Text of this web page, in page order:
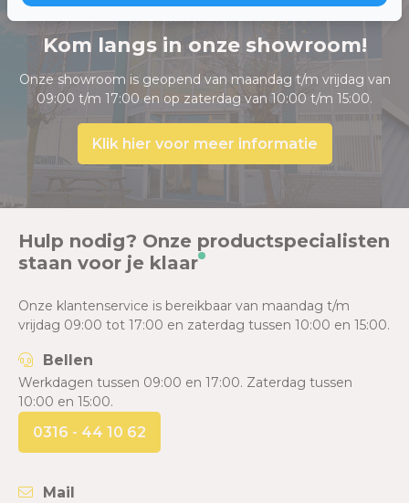
Kom langs in onze showroom!
Onze showroom is geopend van maandag t/m vrijdag van
09:00 t/m 17:00 en op zaterdag van 10:00 t/m 15:00.
Klik hier voor meer informatie
Hulp nodig? Onze productspecialisten
staan voor je klaar
Onze klantenservice is bereikbaar van maandag t/m
vrijdag 09:00 tot 17:00 en zaterdag tussen 10:00 en 15:00.
Bellen
Werkdagen tussen 09:00 en 17:00. Zaterdag tussen
10:00 en 15:00.
0316 - 44 10 62
Mail